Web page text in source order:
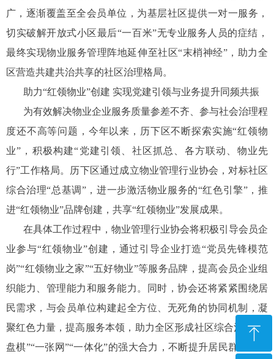
广，逐渐覆盖至全会员单位，为基层社区提供一对一服务，
切实破解开放式小区最后“一百米”无专业服务人员的症结，
最终实现物业服务管理阵地延伸至社区“末梢神经”，助力全
区营造共建共治共享的社区治理格局。
助力“红领物业”创建 实现党建引领与业务提升同频共振
为有效解决物业企业服务质量参差不齐、参与社会治理程
度还不高等问题，今年以来，历下区不断探索实施“红领物
业”，积极构建“党建引领、社区抓总、各方联动、物业先
行”工作格局。历下区通过成立物业管理行业协会，对标社区
综合治理“总基调”，进一步激活物业服务的“红色引擎”，推
进“红领物业”品牌创建，共享“红领物业”发展成果。
在具体工作过程中，物业管理行业协会将积极引导会员企
业参与“红领物业”创建，通过引导企业打造“党员先锋模范
岗”“红领物业之家”“五好物业”等服务品牌，提高会员企业组
织能力、管理能力和服务能力。同时，协会还将紧紧围绕居
民需求，与会员单位构建起全方位、无死角的协同机制，凝
聚红色力量，提高服务本领，助力全区形成社区综合治理“一
盘棋”“一张网”“一体化”的强大合力，不断提升居民群众的获
ꁸ